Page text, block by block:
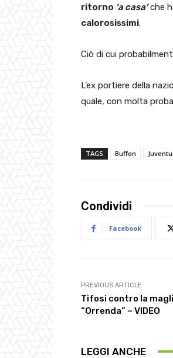
ritorno ‘a casa’che
calorosissimi.
Ciò di cui
L’ex portiere della
quale, con molta
TAGS Buffon
Condividi
Facebook
PREVIOUS ARTICLE
Tifosi contro la
“Orrenda” – VIDEO
LEGGI ANCHE